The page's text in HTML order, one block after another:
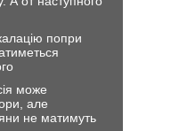
попри
може
але
не матимуть